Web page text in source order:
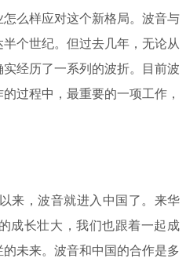
么样应对这个新格局。波音与
个世纪。但过去几年，无论从
经历了一系列的波折。目前波
过程中，最重要的一项工作，
来，波音就进入中国了。来华
成长壮大，我们也跟着一起成
未来。波音和中国的合作是多